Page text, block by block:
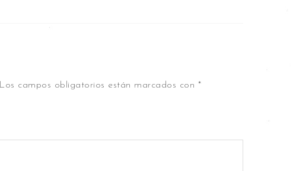
Los campos obligatorios están marcados con *